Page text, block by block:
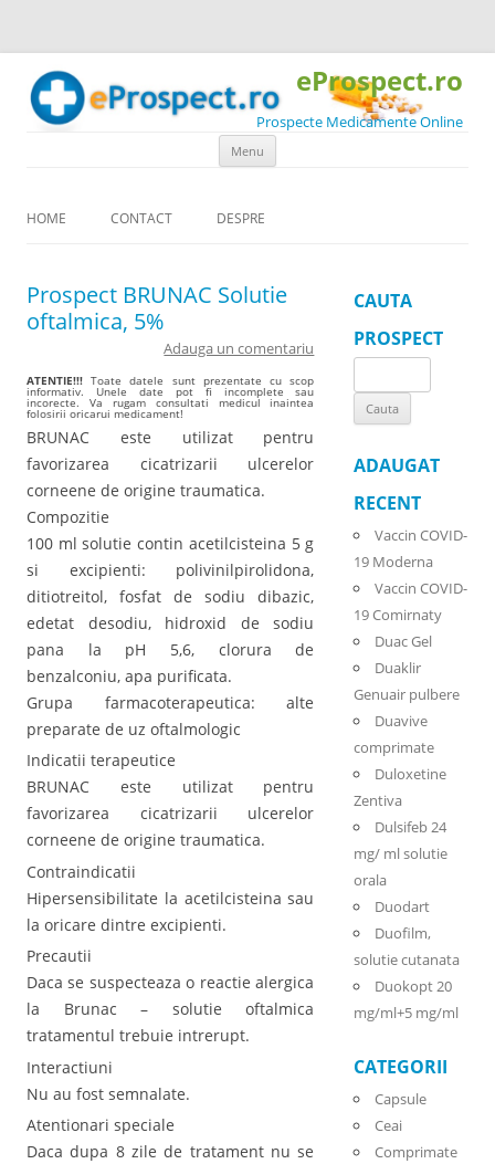
eProspect.ro
Prospecte Medicamente Online
Menu
HOME CONTACT DESPRE
Prospect BRUNAC Solutie
oftalmica, 5%
Adauga un comentariu
ATENTIE!!! Toate datele sunt prezentate cu scop
informativ. Unele date pot fi incomplete sau
incorecte. Va rugam consultati medicul inaintea
folosirii oricarui medicament!
BRUNAC este utilizat pentru
favorizarea cicatrizarii ulcerelor
corneene de origine traumatica.
Compozitie
100 ml solutie contin acetilcisteina 5 g
si excipienti: polivinilpirolidona,
ditiotreitol, fosfat de sodiu dibazic,
edetat desodiu, hidroxid de sodiu
pana la pH 5,6, clorura de
benzalconiu, apa purificata.
Grupa farmacoterapeutica: alte
preparate de uz oftalmologic
Indicatii terapeutice
BRUNAC este utilizat pentru
favorizarea cicatrizarii ulcerelor
corneene de origine traumatica.
Contraindicatii
Hipersensibilitate la acetilcisteina sau
la oricare dintre excipienti.
Precautii
Daca se suspecteaza o reactie alergica
la Brunac – solutie oftalmica
tratamentul trebuie intrerupt.
Interactiuni
Nu au fost semnalate.
Atentionari speciale
Daca dupa 8 zile de tratament nu se
CAUTA
PROSPECT
for:
ADAUGAT
RECENT
Vaccin COVID-
19 Moderna
Vaccin COVID-
19 Comirnaty
Duac Gel
Duaklir
Genuair pulbere
Duavive
comprimate
Duloxetine
Zentiva
Dulsifeb 24
mg/ ml solutie
orala
Duodart
Duofilm,
solutie cutanata
Duokopt 20
mg/ml+5 mg/ml
CATEGORII
Capsule
Ceai
Comprimate